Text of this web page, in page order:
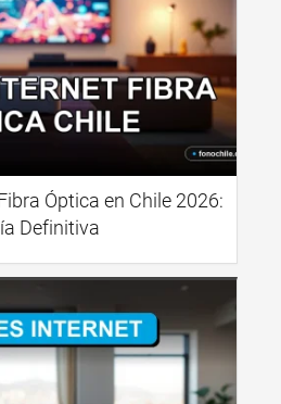
Óptica en Chile 2026:
Definitiva